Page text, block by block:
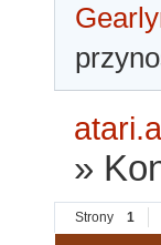
»
Strony 1